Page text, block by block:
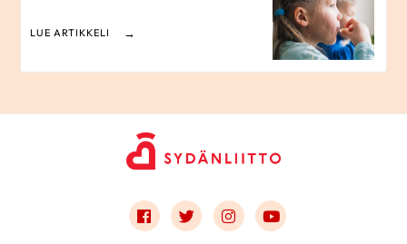
LUE ARTIKKELI
Link to facebook
Link to twitter
Link to instagram
Link to youtube